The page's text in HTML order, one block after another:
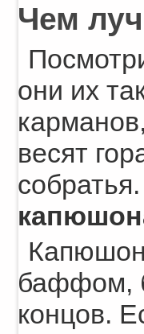
Чем
они их
весят
Капюшон
баффом,
концов.